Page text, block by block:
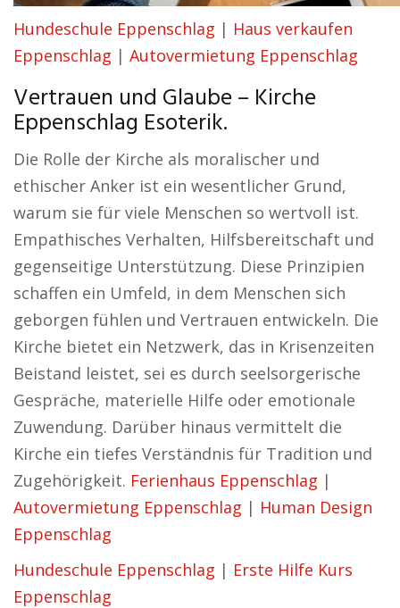
Hundeschule Eppenschlag | Haus verkaufen
Eppenschlag | Autovermietung Eppenschlag
Vertrauen und Glaube – Kirche
Eppenschlag Esoterik.
Die Rolle der Kirche als moralischer und
ethischer Anker ist ein wesentlicher Grund,
warum sie für viele Menschen so wertvoll ist.
Empathisches Verhalten, Hilfsbereitschaft und
gegenseitige Unterstützung. Diese Prinzipien
schaffen ein Umfeld, in dem Menschen sich
geborgen fühlen und Vertrauen entwickeln. Die
Kirche bietet ein Netzwerk, das in Krisenzeiten
Beistand leistet, sei es durch seelsorgerische
Gespräche, materielle Hilfe oder emotionale
Zuwendung. Darüber hinaus vermittelt die
Kirche ein tiefes Verständnis für Tradition und
Zugehörigkeit. Ferienhaus Eppenschlag |
Autovermietung Eppenschlag | Human Design
Eppenschlag
Hundeschule Eppenschlag | Erste Hilfe Kurs
Eppenschlag